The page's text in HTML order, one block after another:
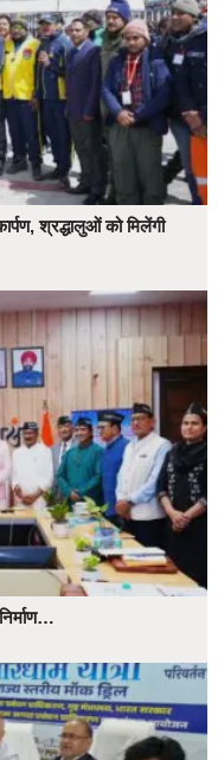
श्रद्धालुओं को मिलेंगी